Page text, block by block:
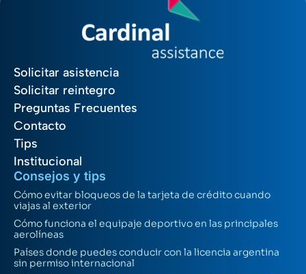
Solicitar asistencia
Solicitar reintegro
Preguntas Frecuentes
Contacto
Tips
Institucional
Consejos y tips
Cómo evitar bloqueos de la tarjeta de crédito cuando
viajas al exterior
Cómo funciona el equipaje deportivo en las principales
aerolíneas
Países donde puedes conducir con la licencia argentina
sin permiso internacional